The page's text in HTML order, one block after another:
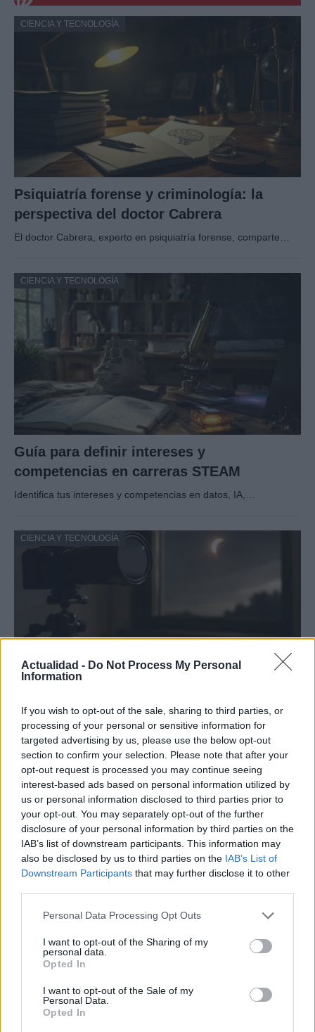
Actualidad - Do Not Process My Personal
Information
If you wish to opt-out of the sale, sharing to third parties, or
processing of your personal or sensitive information for
targeted advertising by us, please use the below opt-out
section to confirm your selection. Please note that after your
opt-out request is processed you may continue seeing
interest-based ads based on personal information utilized by
us or personal information disclosed to third parties prior to
your opt-out. You may separately opt-out of the further
disclosure of your personal information by third parties on the
IAB’s list of downstream participants. This information may
also be disclosed by us to third parties on the IAB’s List of
Downstream Participants that may further disclose it to other
Please note that this website/app uses one or more Google
not limited to your visit or usage behaviour. You may click to
grant or deny consent to Google and its third-party tags to
use your data for below specified purposes in below Google
consent section.
Personal Data Processing Opt Outs
I want to opt-out of the Sharing of my
personal data.
Opted In
I want to opt-out of the Sale of my
Personal Data.
Opted In
CIENCIA Y TECNOLOGÍA
Psiquiatría forense y criminología: la
perspectiva del doctor Cabrera
El doctor Cabrera, experto en psiquiatría forense, comparte…
CIENCIA Y TECNOLOGÍA
Guía para definir intereses y
competencias en carreras STEAM
Identifica tus intereses y competencias en datos, IA,…
CIENCIA Y TECNOLOGÍA
Protocolos de seguridad ocular y
consejos para fotografiar eclipses solares
Un eclipse solar es un espectáculo natural que…
CIENCIA Y TECNOLOGÍA
Cómo elegir una carrera STEAM: perfiles
emergentes y competencias clave
Descubre cómo elegir la mejor opción en STEAM:…